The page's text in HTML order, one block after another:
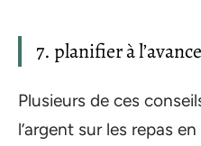
7. planifier à l’avance
Plusieurs de ces
l’argent sur les repas